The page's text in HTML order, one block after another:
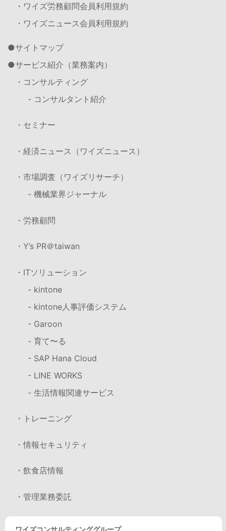
・ワイズ労務顧問会員利用規約
・ワイズニュース会員利用規約
サイトマップ
サービス紹介（業務案内）
・コンサルティング
- コンサルタント紹介
・セミナー
・経済ニュース（ワイズニュース）
・市場調査（ワイズリサーチ）
- 機械業界ジャーナル
・労務顧問
・Y’s PR＠taiwan
・ITソリューション
- kintone
- kintone人事評価システム
- Garoon
- 育て〜る
- SAP Hana Cloud
- LINE WORKS
- 生活情報関連サービス
・トレーニング
・情報セキュリティ
・飲食店情報
・管理業務委託
ワイズコンサルティンググループ